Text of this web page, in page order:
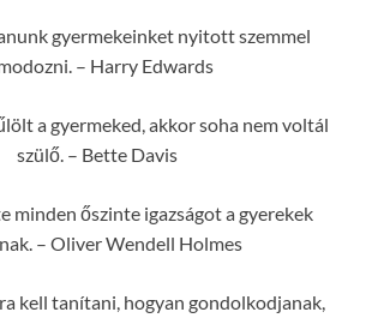
gyermekeinket nyitott szemmel
– Harry Edwards
a gyermeked, akkor soha nem voltál
szülő. – Bette Davis
minden őszinte igazságot a gyerekek
– Oliver Wendell Holmes
kell tanítani, hogyan gondolkodjanak,